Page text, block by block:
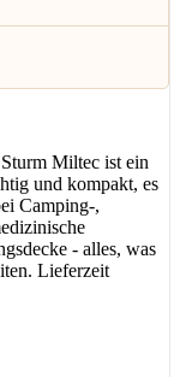
Miltec ist ein
und kompakt, es
Camping-,
- alles, was
Lieferzeit